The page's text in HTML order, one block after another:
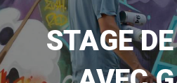
STAGE